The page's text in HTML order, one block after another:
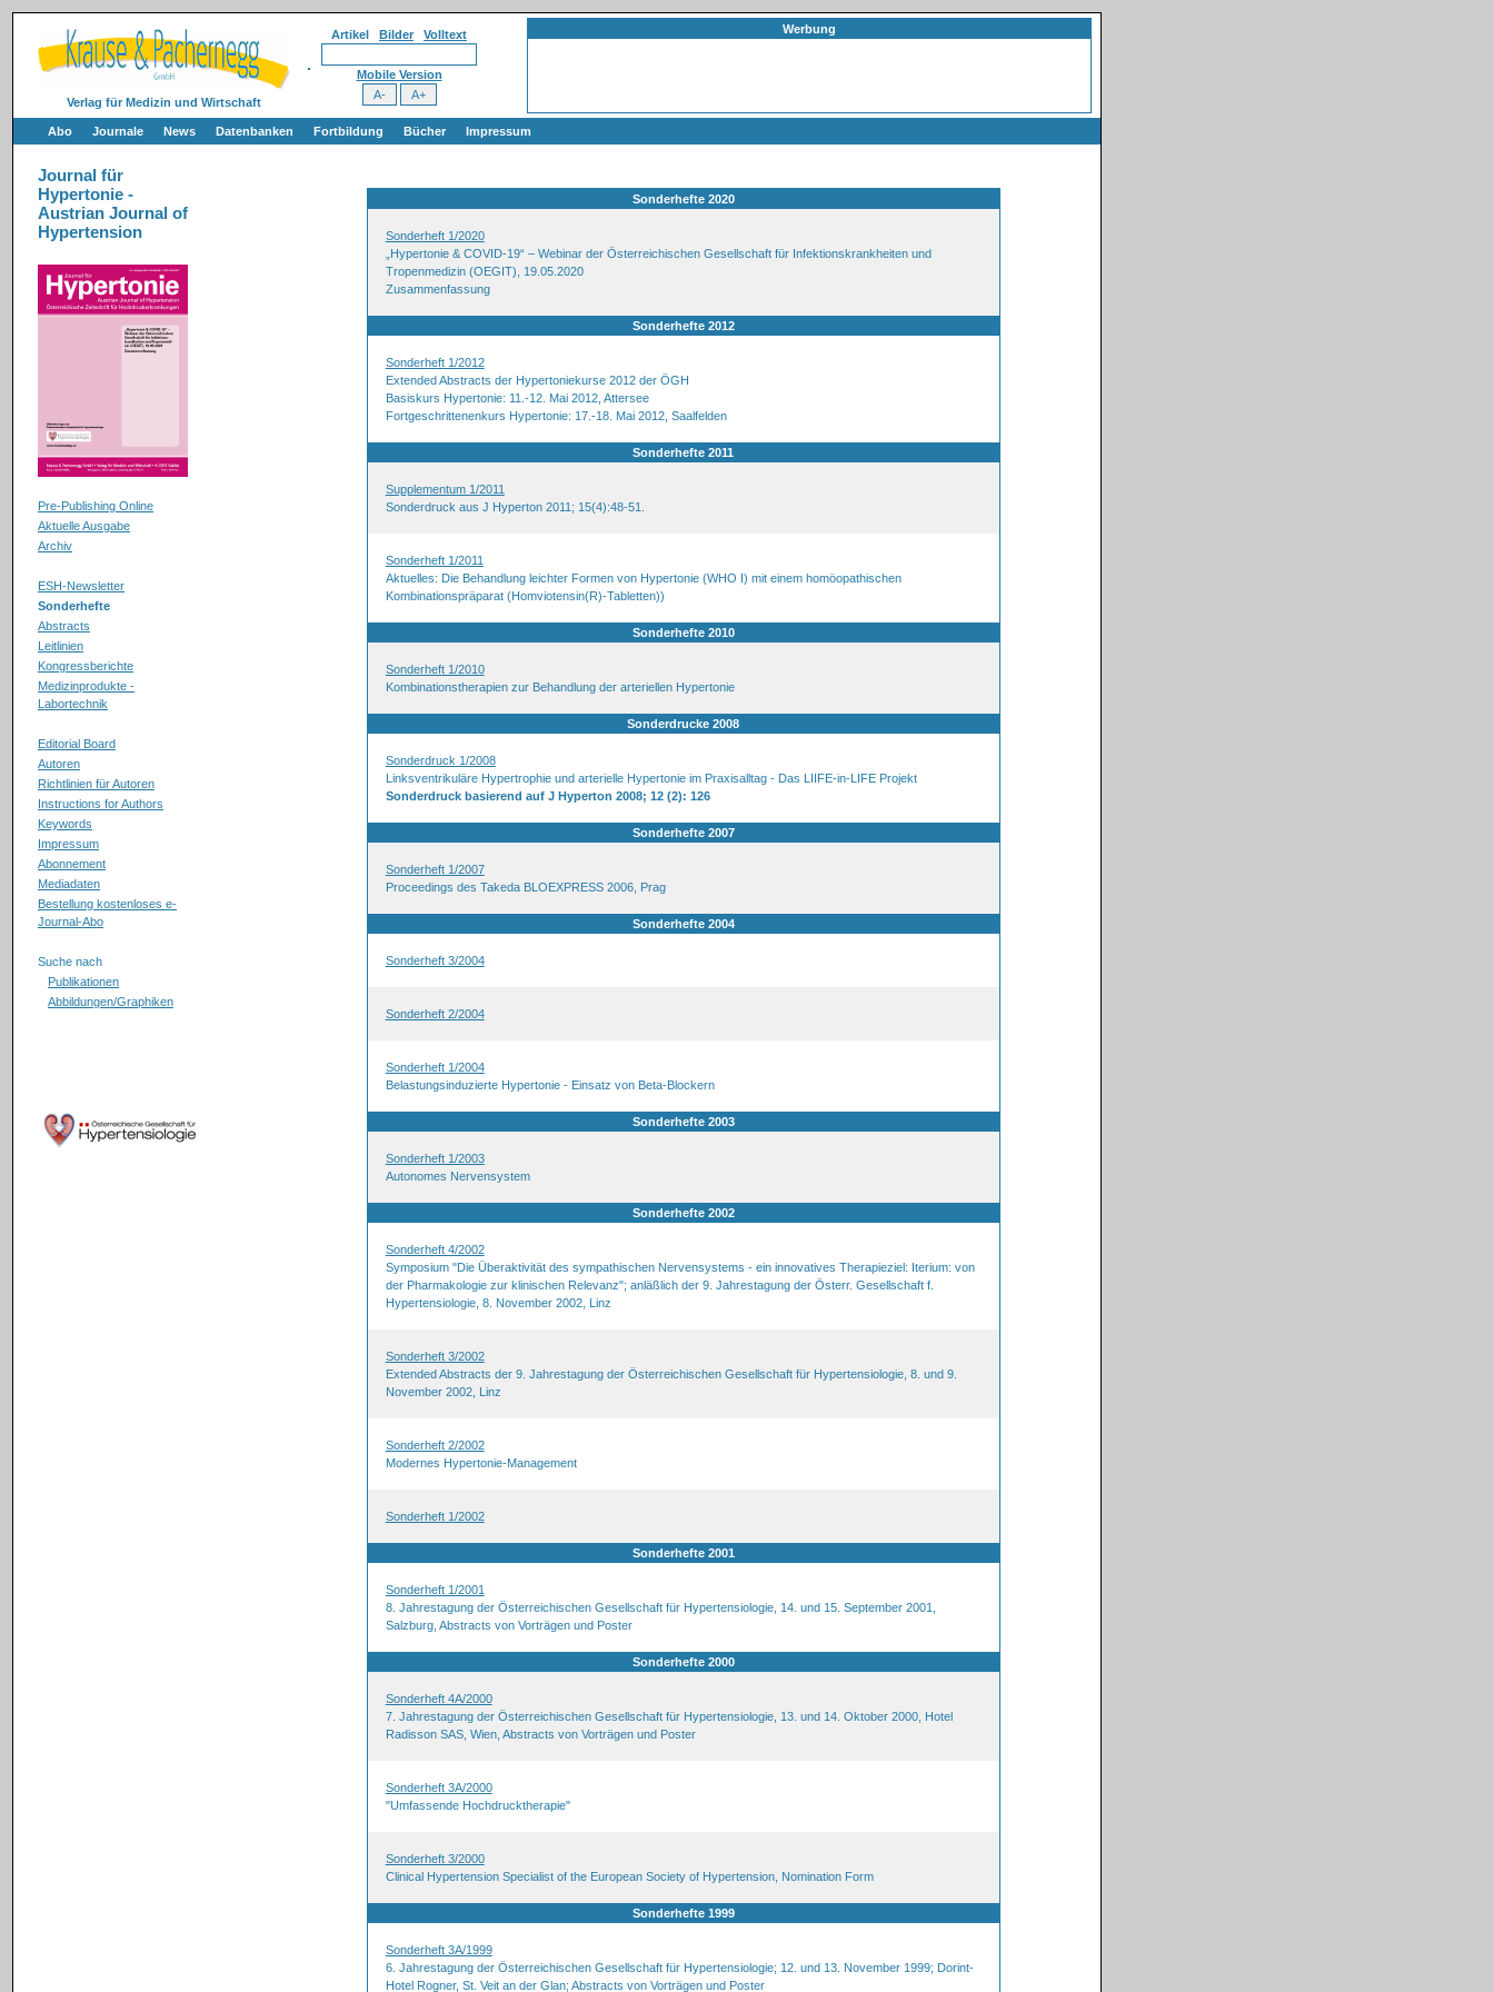
Verlag für Medizin und Wirtschaft
Artikel Bilder Volltext
Mobile Version
Werbung
Abo Journale News Datenbanken Fortbildung Bücher Impressum
Journal für
Hypertonie -
Austrian Journal of
Hypertension
Pre-Publishing Online
Aktuelle Ausgabe
Archiv
ESH-Newsletter
Sonderhefte
Abstracts
Leitlinien
Kongressberichte
Medizinprodukte -
Labortechnik
Editorial Board
Autoren
Richtlinien für Autoren
Instructions for Authors
Keywords
Impressum
Abonnement
Mediadaten
Bestellung kostenloses e-
Journal-Abo
Suche nach
Publikationen
Abbildungen/Graphiken
Sonderhefte 2020
Sonderheft 1/2020
„Hypertonie & COVID-19“ – Webinar der Österreichischen Gesellschaft für Infektionskrankheiten und
Tropenmedizin (OEGIT), 19.05.2020
Zusammenfassung
Sonderhefte 2012
Sonderheft 1/2012
Extended Abstracts der Hypertoniekurse 2012 der ÖGH
Basiskurs Hypertonie: 11.-12. Mai 2012, Attersee
Fortgeschrittenenkurs Hypertonie: 17.-18. Mai 2012, Saalfelden
Sonderhefte 2011
Supplementum 1/2011
Sonderdruck aus J Hyperton 2011; 15(4):48-51.
Sonderheft 1/2011
Aktuelles: Die Behandlung leichter Formen von Hypertonie (WHO I) mit einem homöopathischen
Kombinationspräparat (Homviotensin(R)-Tabletten))
Sonderhefte 2010
Sonderheft 1/2010
Kombinationstherapien zur Behandlung der arteriellen Hypertonie
Sonderdrucke 2008
Sonderdruck 1/2008
Linksventrikuläre Hypertrophie und arterielle Hypertonie im Praxisalltag - Das LIIFE-in-LIFE Projekt
Sonderdruck basierend auf J Hyperton 2008; 12 (2): 126
Sonderhefte 2007
Sonderheft 1/2007
Proceedings des Takeda BLOEXPRESS 2006, Prag
Sonderhefte 2004
Sonderheft 3/2004
Sonderheft 2/2004
Sonderheft 1/2004
Belastungsinduzierte Hypertonie - Einsatz von Beta-Blockern
Sonderhefte 2003
Sonderheft 1/2003
Autonomes Nervensystem
Sonderhefte 2002
Sonderheft 4/2002
Symposium "Die Überaktivität des sympathischen Nervensystems - ein innovatives Therapieziel: Iterium: von
der Pharmakologie zur klinischen Relevanz"; anläßlich der 9. Jahrestagung der Österr. Gesellschaft f.
Hypertensiologie, 8. November 2002, Linz
Sonderheft 3/2002
Extended Abstracts der 9. Jahrestagung der Österreichischen Gesellschaft für Hypertensiologie, 8. und 9.
November 2002, Linz
Sonderheft 2/2002
Modernes Hypertonie-Management
Sonderheft 1/2002
Sonderhefte 2001
Sonderheft 1/2001
8. Jahrestagung der Österreichischen Gesellschaft für Hypertensiologie, 14. und 15. September 2001,
Salzburg, Abstracts von Vorträgen und Poster
Sonderhefte 2000
Sonderheft 4A/2000
7. Jahrestagung der Österreichischen Gesellschaft für Hypertensiologie, 13. und 14. Oktober 2000, Hotel
Radisson SAS, Wien, Abstracts von Vorträgen und Poster
Sonderheft 3A/2000
"Umfassende Hochdrucktherapie"
Sonderheft 3/2000
Clinical Hypertension Specialist of the European Society of Hypertension, Nomination Form
Sonderhefte 1999
Sonderheft 3A/1999
6. Jahrestagung der Österreichischen Gesellschaft für Hypertensiologie; 12. und 13. November 1999; Dorint-
Hotel Rogner, St. Veit an der Glan; Abstracts von Vorträgen und Poster